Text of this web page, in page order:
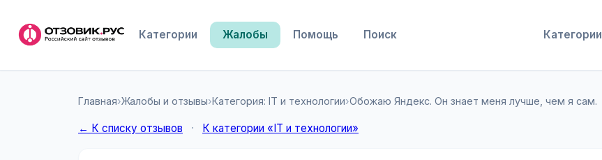
Категории Жалобы Помощь Поиск Категории
Главная›Жалобы и отзывы›Категория: IT и технологии›Обожаю Яндекс. Он знает меня лучше, чем я сам.
← К списку отзывов · К категории «IT и технологии»